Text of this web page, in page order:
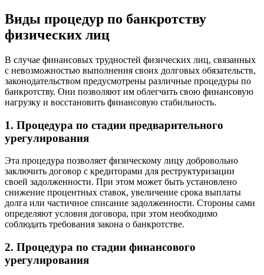
Виды процедур по банкротству
физических лиц
В случае финансовых трудностей физических лиц, связанных
с невозможностью выполнения своих долговых обязательств,
законодательством предусмотрены различные процедуры по
банкротству. Они позволяют им облегчить свою финансовую
нагрузку и восстановить финансовую стабильность.
1. Процедура по стадии предварительного
урегулирования
Эта процедура позволяет физическому лицу добровольно
заключить договор с кредиторами для реструктуризации
своей задолженности. При этом может быть установлено
снижение процентных ставок, увеличение срока выплаты
долга или частичное списание задолженности. Стороны сами
определяют условия договора, при этом необходимо
соблюдать требования закона о банкротстве.
2. Процедура по стадии финансового
урегулирования